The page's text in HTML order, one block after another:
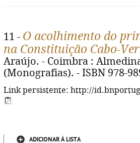
11 - O acolhimento do
na Constituição Cabo-
Araújo. - Coimbra :
(Monografias). - ISBN 978-
Link persistente: http://
ADICIONAR À LISTA